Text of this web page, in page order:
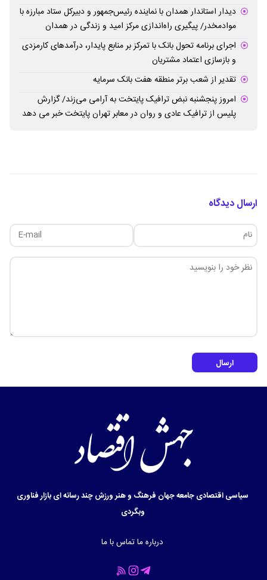
دیدار استاندار همدان با نماینده رئیس‌جمهور و دبیرکل ستاد مبارزه با
موادمخدر/ پیگیری راه‌اندازی مرکز امید و زندگی در همدان
اجرای برنامه تحول بانک با تمرکز بر منابع پایدار، درآمدهای کارمزدی
و بازسازی اعتماد مشتریان
تقدیر از شعب برتر منطقه هفت بانک سرمایه
امروز پنجشنبه نبض ترافیک پایتخت به آرامی می‌زند/ گزارش
پلیس از ترافیک عادی و روان در معابر تهران پایتخت خبر می دهد
ارسال دیدگاه
ارسال
سیاسیاقتصادیجامعهجهان فرهنگ و هنرورزشچند رسانه ایبازارفناوری
وبگردی
درباره ماتماس با ما